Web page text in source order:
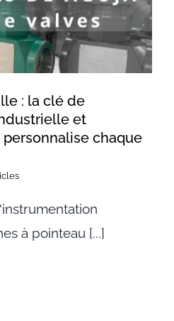
personnalise
projet 🔧
: la clé de
et
personnalise chaque
à pointeau [...]